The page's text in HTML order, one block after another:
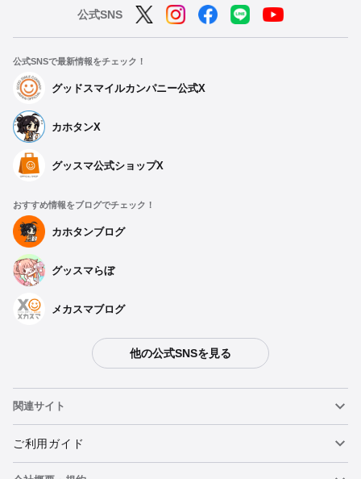
公式SNS
公式SNSで最新情報をチェック！
グッドスマイルカンパニー公式X
カホタンX
グッスマ公式ショップX
おすすめ情報をブログでチェック！
カホタンブログ
グッスマらぼ
メカスマブログ
他の公式SNSを見る
関連サイト
ねんどろいど
ご利用ガイド